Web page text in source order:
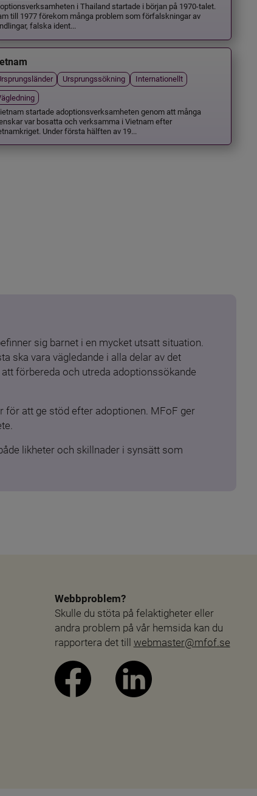
i Thailand startade i början på 1970-talet.
till 1977 förekom många problem som förfalskningar av
falska ident...
Ursprungssökning
Internationellt
startade adoptionsverksamheten genom att många
var bosatta och verksamma i Vietnam efter
Under första hälften av 19...
sig barnet i en mycket utsatt situation.
ska vara vägledande i alla delar av det
förbereda och utreda adoptionssökande
för att ge stöd efter adoptionen. MFoF ger
likheter och skillnader i synsätt som
Webbproblem?
Skulle du stöta på felaktigheter eller
andra problem på vår hemsida kan du
rapportera det till webmaster@mfof.se